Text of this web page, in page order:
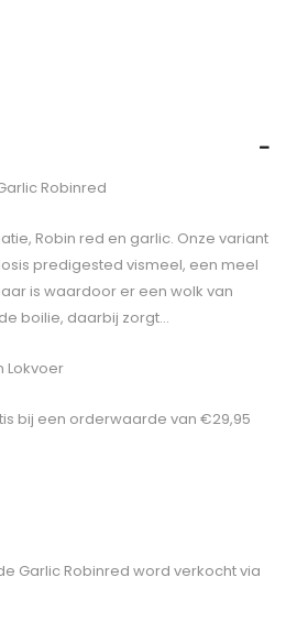
Robinred
Robin red en garlic. Onze variant
predigested vismeel, een meel
is waardoor er een wolk van
boilie, daarbij zorgt…
Lokvoer
bij een orderwaarde van €29,95
Garlic Robinred word verkocht via